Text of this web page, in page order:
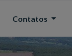
Contatos